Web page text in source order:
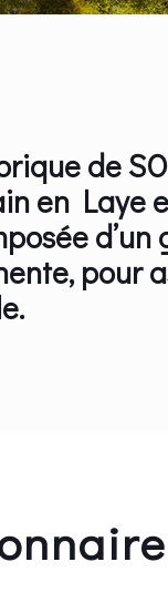
de
en Laye
d’un
pour